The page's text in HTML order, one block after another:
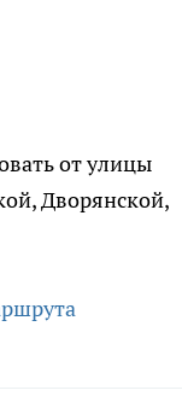
от улицы
Дворянской,